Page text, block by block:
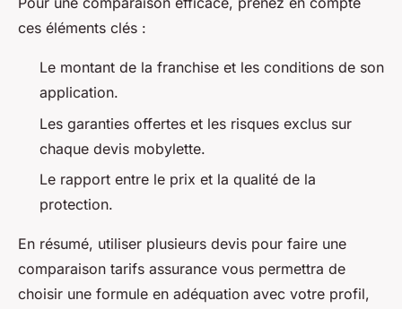
ces éléments clés :
Le montant de la franchise et les conditions de son
application.
Les garanties offertes et les risques exclus sur
chaque devis mobylette.
Le rapport entre le prix et la qualité de la
protection.
En résumé, utiliser plusieurs devis pour faire une
comparaison tarifs assurance vous permettra de
choisir une formule en adéquation avec votre profil,